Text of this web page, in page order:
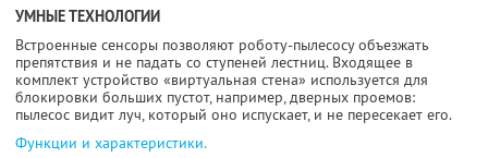
УМНЫЕ ТЕХНОЛОГИИ
Встроенные сенсоры позволяют роботу-пылесосу объезжать
препятствия и не падать со ступеней лестниц. Входящее в
комплект устройство «виртуальная стена» используется для
блокировки больших пустот, например, дверных проемов:
пылесос видит луч, который оно испускает, и не пересекает его.
Функции и характеристики.